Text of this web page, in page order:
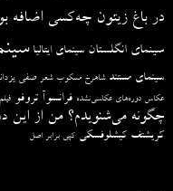
در باغ زیتون چه‌کسی اضافه
سینمای انگلستان سینمای ایتالیا
سینمای مستند شاهرخ مسکوب شعر صفی
عکاس دوره‌های عکاسی‌نشده فرانسوآ تروفو
چگونه می‌شنویدم؟ من از
کریشتف کیشلوفسکی کپی برابر اصل